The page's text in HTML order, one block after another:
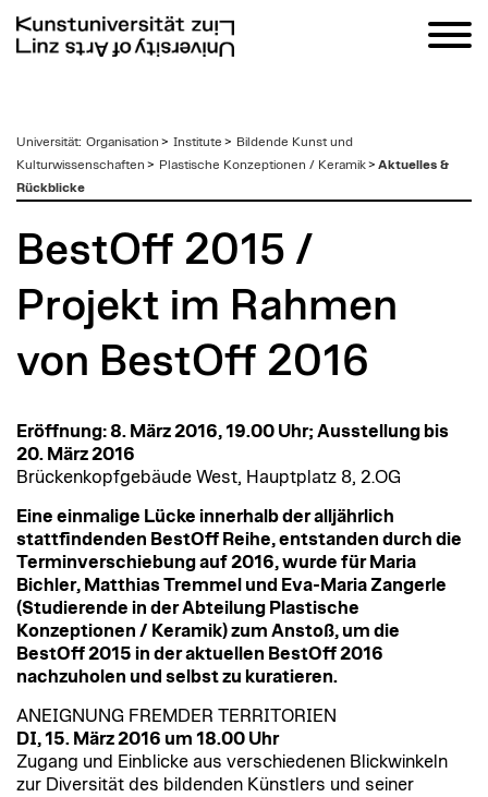
zum
Inhalt
Universität: Organisation > Institute > Bildende Kunst und
Kulturwissenschaften > Plastische Konzeptionen / Keramik> Aktuelles &
Rückblicke
BestOff 2015 /
Projekt im Rahmen
von BestOff 2016
Eröffnung: 8. März 2016, 19.00 Uhr; Ausstellung bis
20. März 2016
Brückenkopfgebäude West, Hauptplatz 8, 2.OG
Eine einmalige Lücke innerhalb der alljährlich
stattfindenden BestOff Reihe, entstanden durch die
Terminverschiebung auf 2016, wurde für Maria
Bichler, Matthias Tremmel und Eva-Maria Zangerle
(Studierende in der Abteilung Plastische
Konzeptionen / Keramik) zum Anstoß, um die
BestOff 2015 in der aktuellen BestOff 2016
nachzuholen und selbst zu kuratieren.
ANEIGNUNG FREMDER TERRITORIEN
DI, 15. März 2016 um 18.00 Uhr
Zugang und Einblicke aus verschiedenen Blickwinkeln
zur Diversität des bildenden Künstlers und seiner